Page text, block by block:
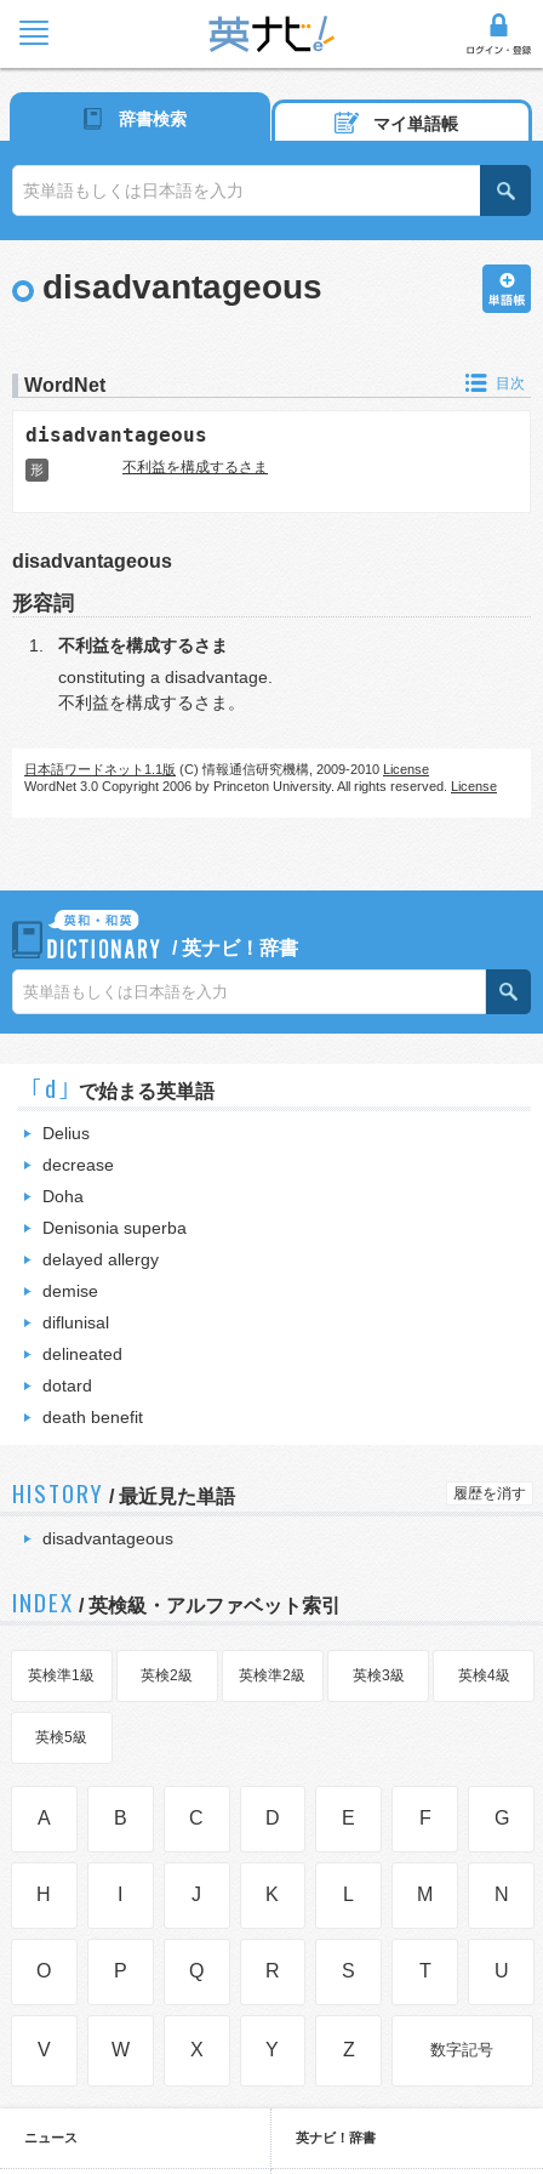
辞書検索 マイ単語帳
disadvantageous
WordNet 目次
disadvantageous
形 不利益を構成するさま
disadvantageous
形容詞
不利益を構成するさま
constituting a disadvantage.
不利益を構成するさま。
日本語ワードネット1.1版 (C) 情報通信研究機構, 2009-2010 License
WordNet 3.0 Copyright 2006 by Princeton University. All rights reserved. License
/英ナビ！辞書
｢d｣ で始まる英単語
Delius
decrease
Doha
Denisonia superba
delayed allergy
demise
diflunisal
delineated
dotard
death benefit
HISTORY /最近見た単語 履歴を消す
disadvantageous
INDEX / 英検級・アルファベット索引
英検準1級 英検2級 英検準2級 英検3級 英検4級
英検5級
A B C D E F G
H J K L M N
O P Q R S T U
V W X Y Z 数字記号
ニュース 英ナビ！辞書